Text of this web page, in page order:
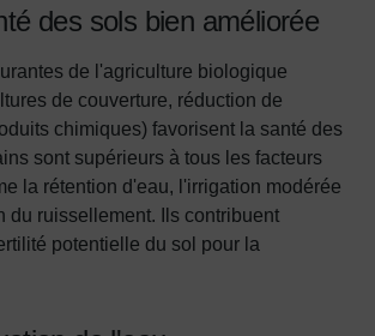
des sols bien améliorée
de l'agriculture biologique
de couverture, réduction de
chimiques) favorisent la santé des
sont supérieurs à tous les facteurs
la rétention d'eau, l'irrigation modérée
du ruissellement. Ils contribuent
potentielle du sol pour la